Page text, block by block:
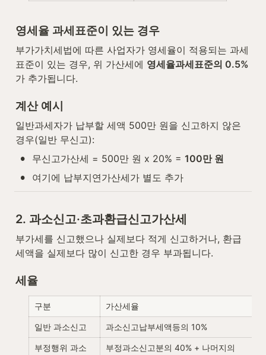
영세율 과세표준이 있는 경우
부가가치세법에 따른 사업자가 영세율이 적용되는 과세
표준이 있는 경우, 위 가산세에 영세율과세표준의 0.5%
가 추가됩니다.
계산 예시
일반과세자가 납부할 세액 500만 원을 신고하지 않은
경우(일반 무신고):
• 무신고가산세 = 500만 원 x 20% = 100만 원
• 여기에 납부지연가산세가 별도 추가
2. 과소신고·초과환급신고가산세
부가세를 신고했으나 실제보다 적게 신고하거나, 환급
세액을 실제보다 많이 신고한 경우 부과됩니다.
세율
구분 가산세율
일반 과소신고 과소신고납부세액등의 10%
부정행위 과소
부정과소신고분의 40% + 나머지의